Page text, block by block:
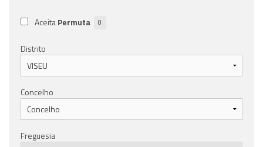
AceitaPermuta 0
Distrito
Concelho
Freguesia